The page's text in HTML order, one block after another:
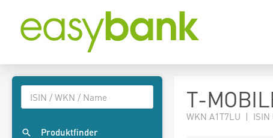
Produktfinder
T-
WKN A1T7LU |